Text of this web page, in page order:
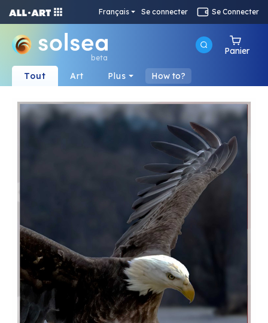
Français Se connecter Se Connecter
beta
Panier
Tout Art Plus How to?